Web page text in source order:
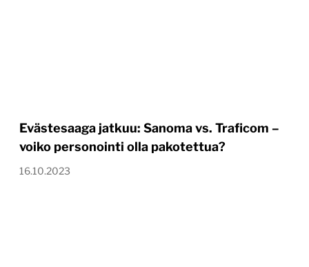
Evästesaaga jatkuu: Sanoma vs. Traficom –
voiko personointi olla pakotettua?
16.10.2023